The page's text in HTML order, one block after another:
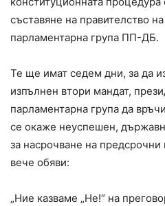
съставяне на правителство
парламентарна група ПП-ДБ.
Те ще имат седем дни, за да
изпълнен втори мандат,
парламентарна група да
се окаже неуспешен,
за насрочване на
вече обяви:
„Ние казваме „Не!“ на